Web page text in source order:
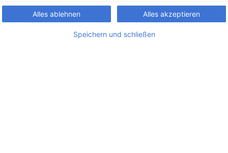
Alles ablehnen Alles akzeptieren
Speichern und schließen